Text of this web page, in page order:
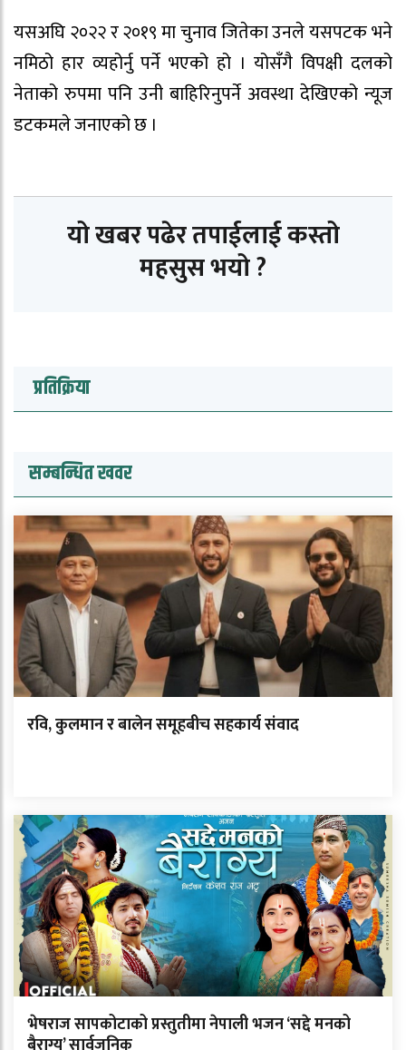
यसअघि २०२२ र २०१९ मा चुनाव जितेका उनले यसपटक भने
नमिठो हार व्यहोर्नु पर्ने भएको हो । योसँगै विपक्षी दलको
नेताको रुपमा पनि उनी बाहिरिनुपर्ने अवस्था देखिएको न्यूज
डटकमले जनाएको छ ।
यो खबर पढेर तपाईलाई कस्तो
महसुस भयो ?
प्रतिक्रिया
सम्बन्धित खवर
रवि, कुलमान र बालेन समूहबीच सहकार्य संवाद
भेषराज सापकोटाको प्रस्तुतीमा नेपाली भजन ‘सद्दे मनको